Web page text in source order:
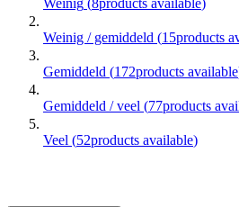
Weinig / gemiddeld (15products
Gemiddeld (172products available
Gemiddeld / veel (77products
Veel (52products available)